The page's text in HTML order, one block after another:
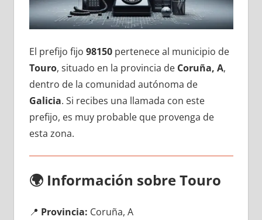
El prefijo fijo 98150pertenece al municipio dе
Touro, situado en la provincia dе Coruña, A,
dentro dе la comunidad autónoma dе
Galicia. Si recibes una llamada сοn еstе
prefijo, es muy probable quе provenga dе
esta zona.
🌍 Información sobre Touro
📍 Provincia: Coruña, A